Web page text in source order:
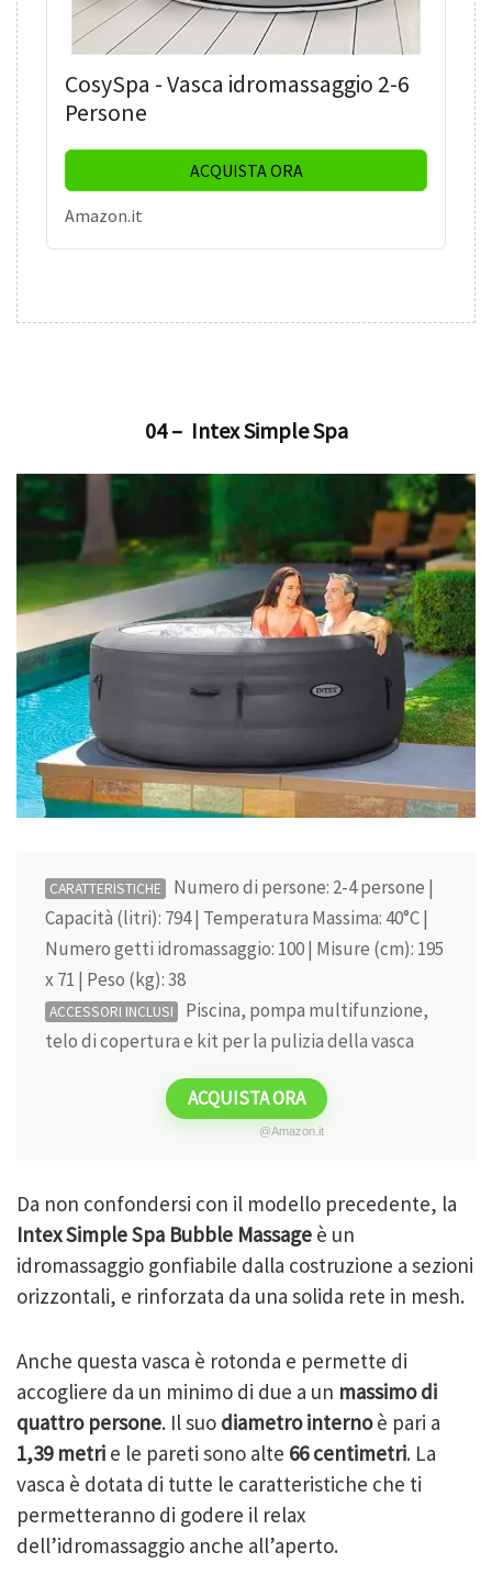
CosySpa - Vasca idromassaggio 2-6
Persone
ACQUISTA ORA
Amazon.it
04 – Intex Simple Spa
CARATTERISTICHE
Numero di persone: 2-4 persone |
Capacità (litri): 794 | Temperatura Massima: 40°C |
Numero getti idromassaggio: 100 | Misure (cm): 195
x 71 | Peso (kg): 38
ACCESSORI INCLUSI
Piscina, pompa multifunzione,
telo di copertura e kit per la pulizia della vasca
ACQUISTA ORA
@Amazon.it
Da non confondersi con il modello precedente, la
Intex Simple Spa Bubble Massage è un
idromassaggio gonfiabile dalla costruzione a sezioni
orizzontali, e rinforzata da una solida rete in mesh.
Anche questa vasca è rotonda e permette di
accogliere da un minimo di due a un massimo di
quattro persone. Il suo diametro internoè pari a
1,39 metri e le pareti sono alte 66 centimetri. La
vasca è dotata di tutte le caratteristiche che ti
permetteranno di godere il relax
dell’idromassaggio anche all’aperto.